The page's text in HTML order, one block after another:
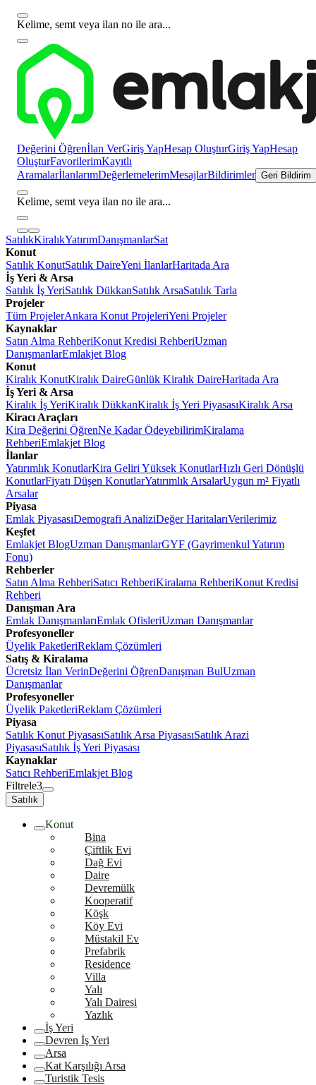
Kelime, semt veya ilan no ile ara...
Değerini Öğrenİlan VerGiriş YapHesap OluşturGiriş YapHesap
OluşturFavorilerimKayıtlı
AramalarİlanlarımDeğerlemelerimMesajlarBildirimler Geri Bildirim
Kelime, semt veya ilan no ile ara...
SatılıkKiralıkYatırımDanışmanlarSat
Konut
Satılık KonutSatılık DaireYeni İlanlarHaritada Ara
İş Yeri & Arsa
Satılık İş YeriSatılık DükkanSatılık ArsaSatılık Tarla
Projeler
Tüm ProjelerAnkara Konut ProjeleriYeni Projeler
Kaynaklar
Satın Alma RehberiKonut Kredisi RehberiUzman
DanışmanlarEmlakjet Blog
Konut
Kiralık KonutKiralık DaireGünlük Kiralık DaireHaritada Ara
İş Yeri & Arsa
Kiralık İş YeriKiralık DükkanKiralık İş Yeri PiyasasıKiralık Arsa
Kiracı Araçları
Kira Değerini ÖğrenNe Kadar ÖdeyebilirimKiralama
RehberiEmlakjet Blog
İlanlar
Yatırımlık KonutlarKira Geliri Yüksek KonutlarHızlı Geri Dönüşlü
KonutlarFiyatı Düşen KonutlarYatırımlık ArsalarUygun m² Fiyatlı
Arsalar
Piyasa
Emlak PiyasasıDemografi AnaliziDeğer HaritalarıVerilerimiz
Keşfet
Emlakjet BlogUzman DanışmanlarGYF (Gayrimenkul Yatırım
Fonu)
Rehberler
Satın Alma RehberiSatıcı RehberiKiralama RehberiKonut Kredisi
Rehberi
Danışman Ara
Emlak DanışmanlarıEmlak OfisleriUzman Danışmanlar
Profesyoneller
Üyelik PaketleriReklam Çözümleri
Satış & Kiralama
Ücretsiz İlan VerinDeğerini ÖğrenDanışman BulUzman
Danışmanlar
Profesyoneller
Üyelik PaketleriReklam Çözümleri
Piyasa
Satılık Konut PiyasasıSatılık Arsa PiyasasıSatılık Arazi
PiyasasıSatılık İş Yeri Piyasası
Kaynaklar
Satıcı RehberiEmlakjet Blog
Filtrele3
Satılık
Konut
Bina
Çiftlik Evi
Dağ Evi
Daire
Devremülk
Kooperatif
Köşk
Köy Evi
Müstakil Ev
Prefabrik
Residence
Villa
Yalı
Yalı Dairesi
Yazlık
İş Yeri
Devren İş Yeri
Arsa
Kat Karşılığı Arsa
Turistik Tesis